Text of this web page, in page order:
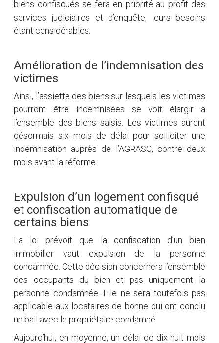
biens confisqués se fera en priorité au profit des
services judiciaires et d’enquête, leurs besoins
étant considérables.
Amélioration de l’indemnisation des
victimes
Ainsi, l’assiette des biens sur lesquels les victimes
pourront être indemnisées se voit élargir à
l’ensemble des biens saisis. Les victimes auront
désormais six mois de délai pour solliciter une
indemnisation auprès de l’AGRASC, contre deux
mois avant la réforme.
Expulsion d’un logement confisqué
et confiscation automatique de
certains biens
La loi prévoit que la confiscation d’un bien
immobilier vaut expulsion de la personne
condamnée. Cette décision concernera l’ensemble
des occupants du bien et pas uniquement la
personne condamnée. Elle ne sera toutefois pas
applicable aux locataires de bonne qui ont conclu
un bail avec le propriétaire condamné.
Aujourd’hui, en moyenne, un délai de dix-huit mois